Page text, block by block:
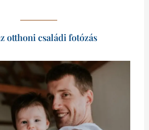
otthoni családi fotózás